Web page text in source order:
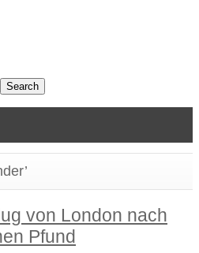
von London nach
Pfund